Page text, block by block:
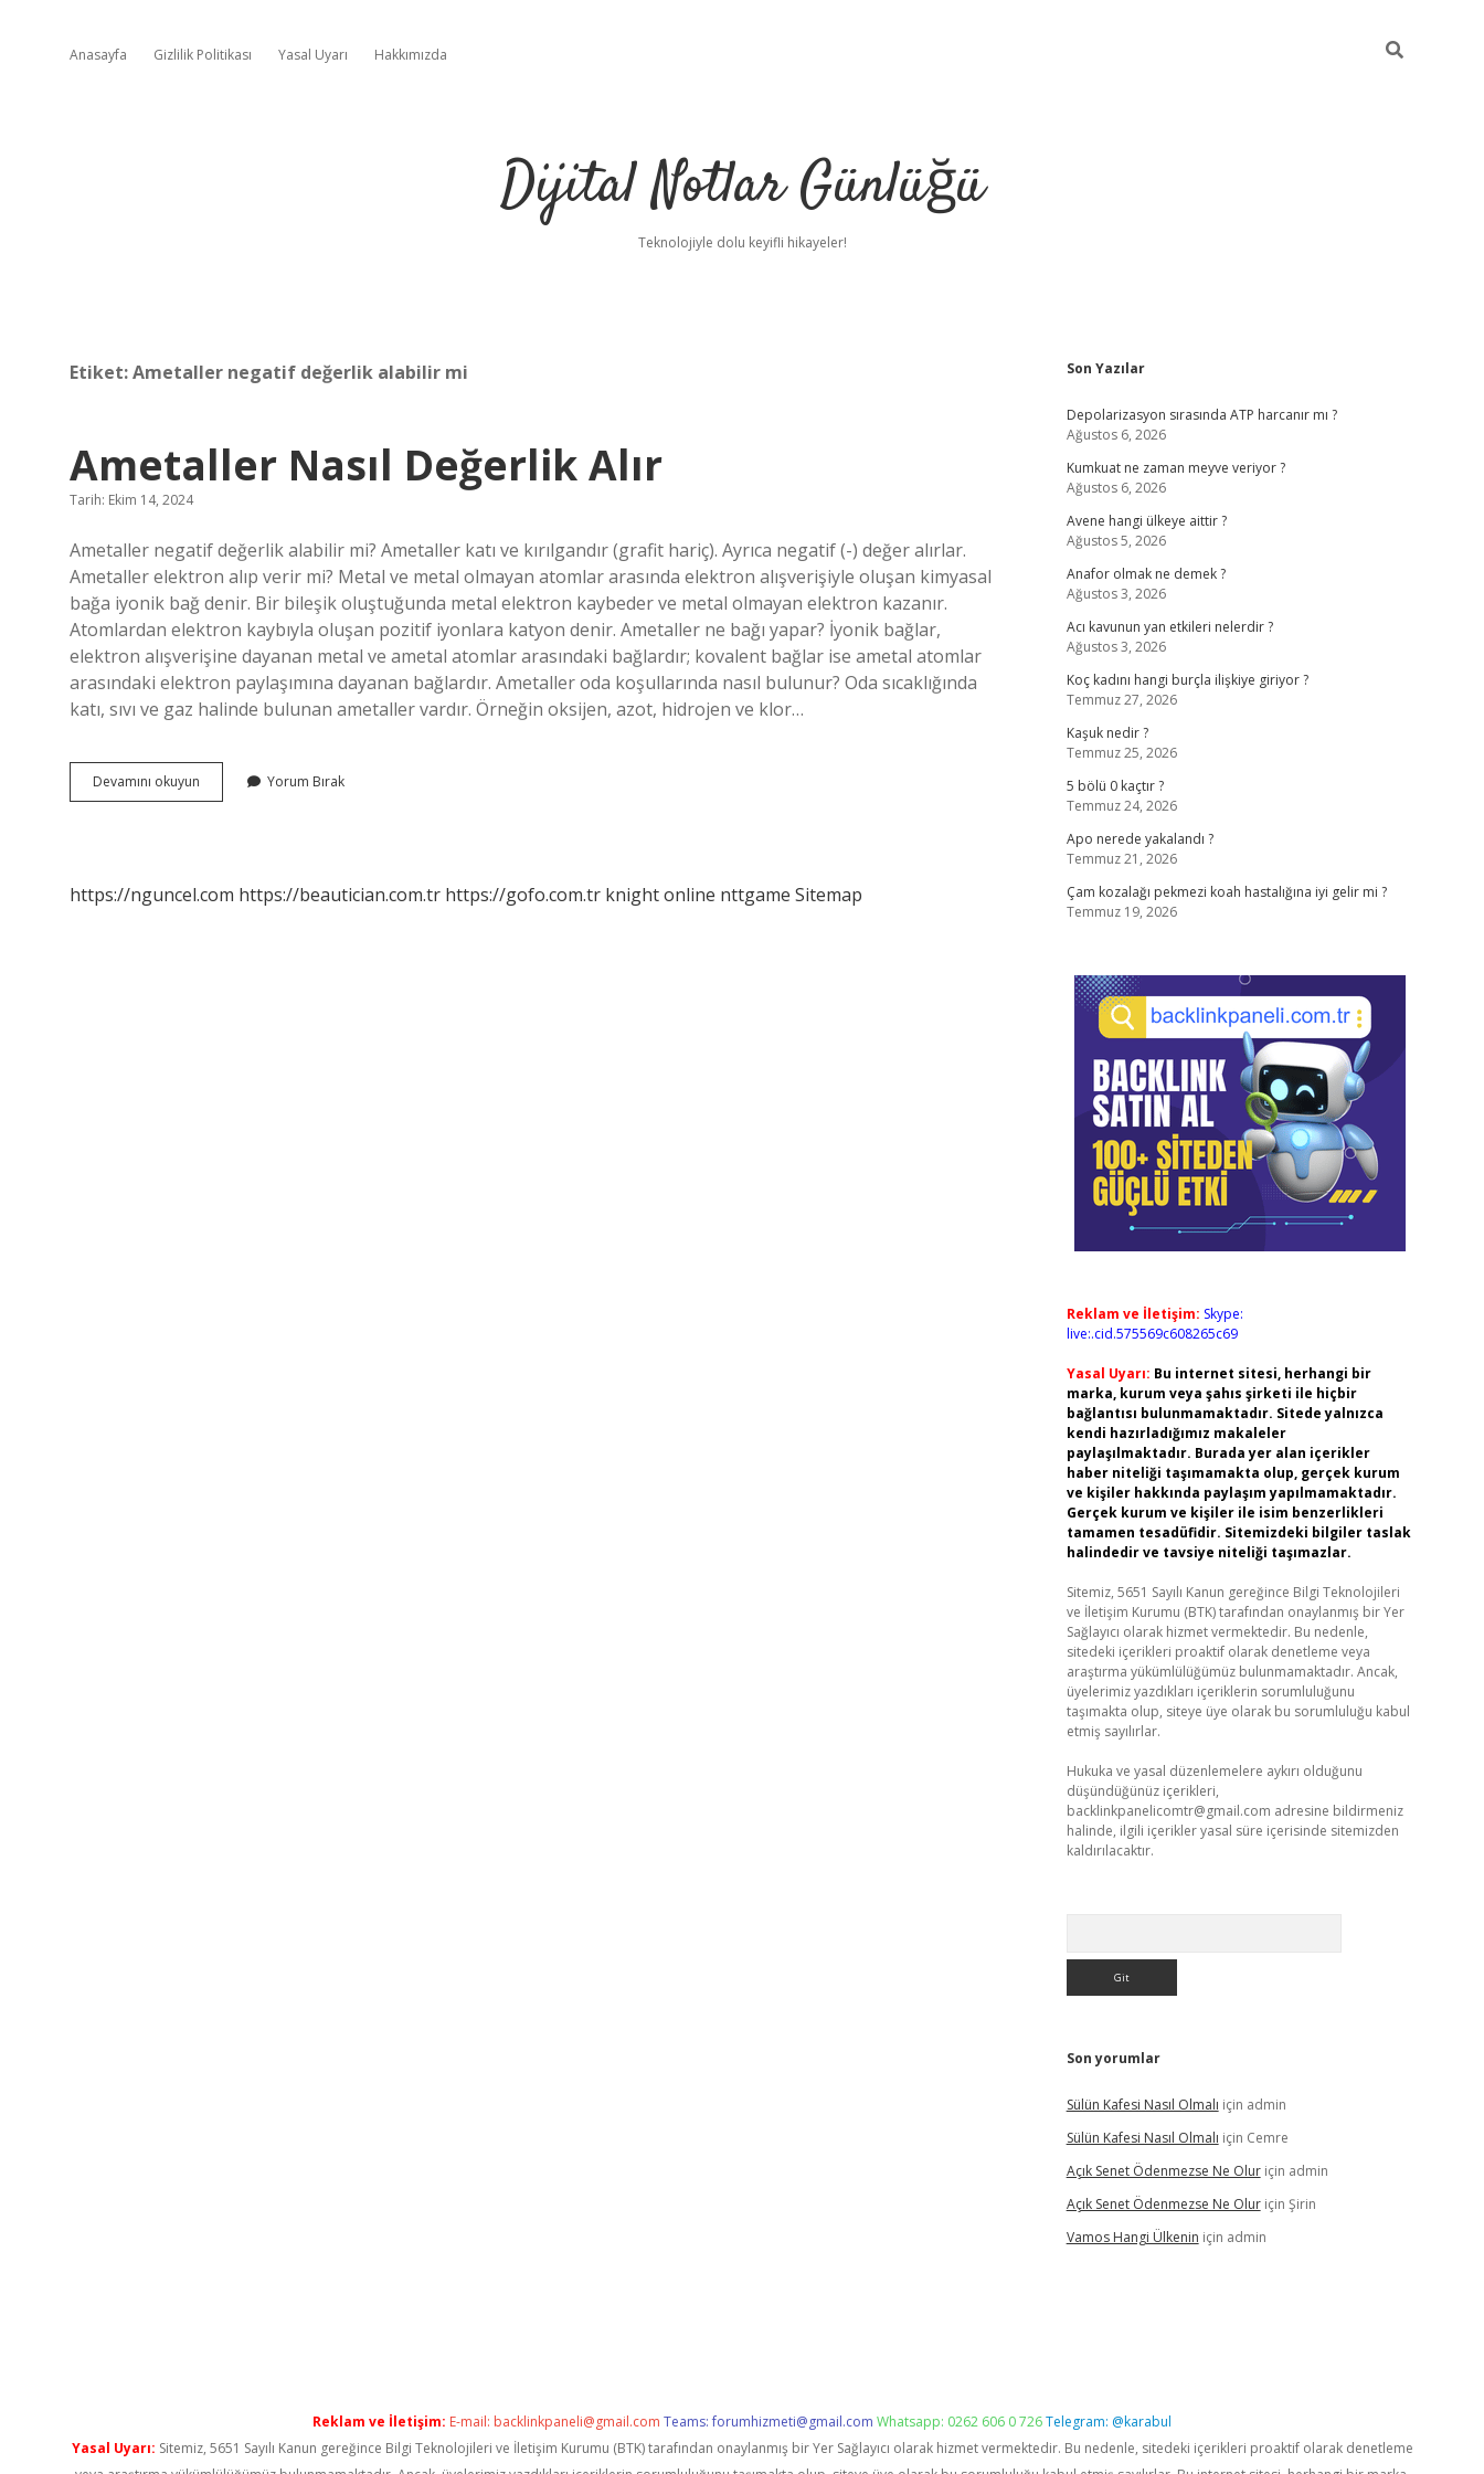
Anasayfa Gizlilik Politikası Yasal Uyarı Hakkımızda
Dijital Notlar Günlüğü
Teknolojiyle dolu keyifli hikayeler!
Etiket:Ametaller negatif değerlik alabilir mi
Ametaller Nasıl Değerlik Alır
Tarih: Ekim 14, 2024
Ametaller negatif değerlik alabilir mi? Ametaller katı ve kırılgandır (grafit hariç). Ayrıca negatif (-) değer alırlar.
Ametaller elektron alıp verir mi? Metal ve metal olmayan atomlar arasında elektron alışverişiyle oluşan kimyasal
bağa iyonik bağ denir. Bir bileşik oluştuğunda metal elektron kaybeder ve metal olmayan elektron kazanır.
Atomlardan elektron kaybıyla oluşan pozitif iyonlara katyon denir. Ametaller ne bağı yapar? İyonik bağlar,
elektron alışverişine dayanan metal ve ametal atomlar arasındaki bağlardır; kovalent bağlar ise ametal atomlar
arasındaki elektron paylaşımına dayanan bağlardır. Ametaller oda koşullarında nasıl bulunur? Oda sıcaklığında
katı, sıvı ve gaz halinde bulunan ametaller vardır. Örneğin oksijen, azot, hidrojen ve klor…
Devamını okuyun Ametaller
Nasıl
Yorum Bırak
https://nguncel.com https://beautician.com.tr https://gofo.com.tr knight online nttgame Sitemap
Sidebar
Son Yazılar
Depolarizasyon sırasında ATP harcanır mı ?
Ağustos 6, 2026
Kumkuat ne zaman meyve veriyor ?
Ağustos 6, 2026
Avene hangi ülkeye aittir ?
Ağustos 5, 2026
Anafor olmak ne demek ?
Ağustos 3, 2026
Acı kavunun yan etkileri nelerdir ?
Ağustos 3, 2026
Koç kadını hangi burçla ilişkiye giriyor ?
Temmuz 27, 2026
Kaşuk nedir ?
Temmuz 25, 2026
5 bölü 0 kaçtır ?
Temmuz 24, 2026
Apo nerede yakalandı ?
Temmuz 21, 2026
Çam kozalağı pekmezi koah hastalığına iyi gelir mi ?
Temmuz 19, 2026
Reklam ve İletişim: Skype:
live:.cid.575569c608265c69
Yasal Uyarı: Bu internet sitesi, herhangi bir
marka, kurum veya şahıs şirketi ile hiçbir
bağlantısı bulunmamaktadır. Sitede yalnızca
kendi hazırladığımız makaleler
paylaşılmaktadır. Burada yer alan içerikler
haber niteliği taşımamakta olup, gerçek kurum
ve kişiler hakkında paylaşım yapılmamaktadır.
Gerçek kurum ve kişiler ile isim benzerlikleri
tamamen tesadüfidir. Sitemizdeki bilgiler taslak
halindedir ve tavsiye niteliği taşımazlar.
Sitemiz, 5651 Sayılı Kanun gereğince Bilgi Teknolojileri
ve İletişim Kurumu (BTK) tarafından onaylanmış bir Yer
Sağlayıcı olarak hizmet vermektedir. Bu nedenle,
sitedeki içerikleri proaktif olarak denetleme veya
araştırma yükümlülüğümüz bulunmamaktadır. Ancak,
üyelerimiz yazdıkları içeriklerin sorumluluğunu
taşımakta olup, siteye üye olarak bu sorumluluğu kabul
etmiş sayılırlar.
Hukuka ve yasal düzenlemelere aykırı olduğunu
düşündüğünüz içerikleri,
backlinkpanelicomtr@gmail.com adresine bildirmeniz
halinde, ilgili içerikler yasal süre içerisinde sitemizden
kaldırılacaktır.
Son yorumlar
Sülün Kafesi Nasıl Olmalı için admin
Sülün Kafesi Nasıl Olmalı için Cemre
Açık Senet Ödenmezse Ne Oluriçin admin
Açık Senet Ödenmezse Ne Oluriçin Şirin
Vamos Hangi Ülkenin için admin
Reklam ve İletişim: E-mail: backlinkpaneli@gmail.com Teams:forumhizmeti@gmail.com Whatsapp: 0262 606 0 726Telegram: @karabul
Yasal Uyarı: Sitemiz, 5651 Sayılı Kanun gereğince Bilgi Teknolojileri ve İletişim Kurumu (BTK) tarafından onaylanmış bir Yer Sağlayıcı olarak hizmet vermektedir. Bu nedenle, sitedeki içerikleri proaktif olarak denetleme